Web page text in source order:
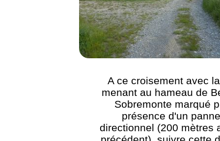
A ce croisement avec
menant au hameau de
Sobremonte marqué
présence d'un
directionnel (200 mètres